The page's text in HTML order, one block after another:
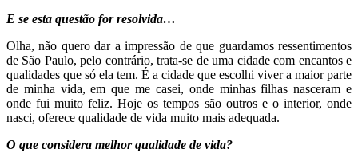
E se esta questão for resolvida…
Olha, não quero dar a impressão de que guardamos ressentimentos
de São Paulo, pelo contrário, trata-se de uma cidade com encantos e
qualidades que só ela tem. É a cidade que escolhi viver a maior parte
de minha vida, em que me casei, onde minhas filhas nasceram e
onde fui muito feliz. Hoje os tempos são outros e o interior, onde
nasci, oferece qualidade de vida muito mais adequada.
O que considera melhor qualidade de vida?